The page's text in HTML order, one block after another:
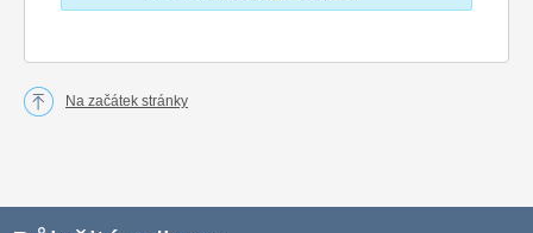
Na začátek stránky